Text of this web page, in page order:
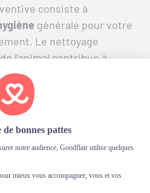
consiste à
générale pour votre
Le nettoyage
l’animal contribue à
Il en va de même
que gamelles, jouets et
pour votre compagnon
immunitaire fortafin
infections potentielles.
riche en nutriments